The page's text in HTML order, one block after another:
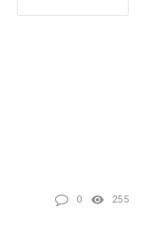
0 255